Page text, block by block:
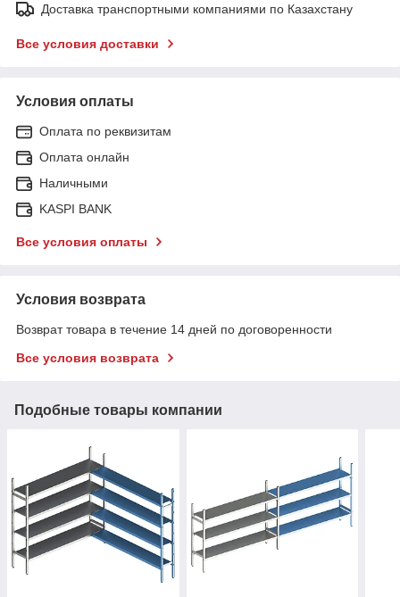
Доставка транспортными компаниями по Казахстану
Все условия доставки
Условия оплаты
Оплата по реквизитам
Оплата онлайн
Наличными
KASPI BANK
Все условия оплаты
Условия возврата
Возврат товара в течение 14 дней по договоренности
Все условия возврата
Подобные товары компании